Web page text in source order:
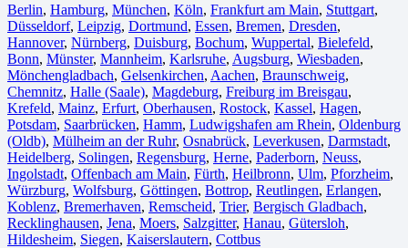
Berlin⁠, Hamburg, München, Köln⁠, Frankfurt am Main, Stuttgart,
Düsseldorf, Leipzig, Dortmund, Essen, Bremen, Dresden,
Hannover, Nürnberg, Duisburg⁠, Bochum, Wuppertal⁠, Bielefeld⁠,
Bonn⁠, Münster⁠, Mannheim, Karlsruhe, Augsburg, Wiesbaden⁠,
Mönchengladbach⁠, Gelsenkirchen⁠, Aachen⁠, Braunschweig,
Chemnitz⁠, Halle (Saale)⁠, Magdeburg, Freiburg im Breisgau⁠,
Krefeld⁠, Mainz⁠, Erfurt, Oberhausen⁠, Rostock⁠, Kassel⁠, Hagen,
Potsdam, Saarbrücken⁠, Hamm, Ludwigshafen am Rhein⁠, Oldenburg
(Oldb), Mülheim an der Ruhr, Osnabrück⁠, Leverkusen, Darmstadt⁠,
Heidelberg, Solingen, Regensburg, Herne⁠, Paderborn, Neuss,
Ingolstadt, Offenbach am Main, Fürth⁠, Heilbronn, Ulm⁠, Pforzheim,
Würzburg, Wolfsburg⁠, Göttingen, Bottrop, Reutlingen, Erlangen⁠,
Koblenz, Bremerhaven⁠, Remscheid, Trier⁠, Bergisch Gladbach,
Recklinghausen, Jena⁠, Moers⁠, Salzgitter⁠, Hanau, Gütersloh,
Hildesheim⁠, Siegen⁠, Kaiserslautern⁠, Cottbus⁠